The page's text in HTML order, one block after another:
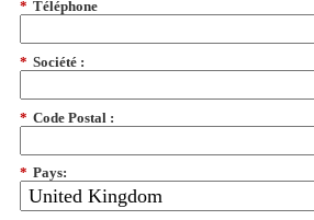
* Téléphone
* Société :
* Code Postal :
* Pays: